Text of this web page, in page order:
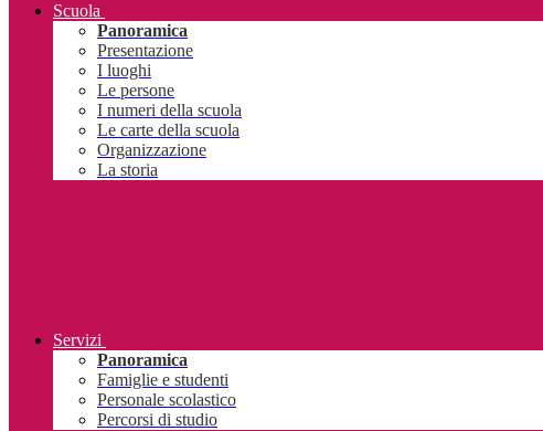
Scuola
Panoramica
Presentazione
I luoghi
Le persone
I numeri della scuola
Le carte della scuola
Organizzazione
La storia
Servizi
Panoramica
Famiglie e studenti
Personale scolastico
Percorsi di studio